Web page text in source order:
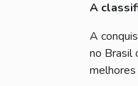
A
A
no Brasil